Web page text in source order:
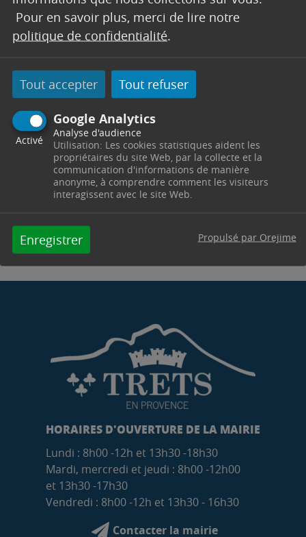
Pour en savoir plus, merci de lire notre
politique de confidentialité.
Tout accepter Tout refuser
Google Analytics
Activé
Analyse d'audience
Utilisation: Les cookies statistiques aident les
propriétaires du site Web, par la collecte et la
communication d'informations de manière
anonyme, à comprendre comment les visiteurs
interagissent avec le site Web.
Enregistrer Propulsé par Orejime
SERVICES TECHNIQUES
Secrétariat
Centre Technique MunicipalChemin des Vertus
13530Trets
Télephone : 04 42 61 23 90 / 04 42 61 23 91
Horaires : Du lundi au jeudi de 8h00 à 12h00 et de
13h30 à 17h30 - le vendredi de 8h00 à 12h00 -
servicestechniques@trets.fr
Contacter par mail
Contacter
HORAIRES D'OUVERTURE DE LA MAIRIE
Lundi : 8h00 -12h et 13h30 -18h30
Mardi, mercredi et jeudi : 8h00 -12h00
et 13h30 -17h30
Vendredi : 8h00 -12h et 13h30 - 16h30
Contacter la mairie